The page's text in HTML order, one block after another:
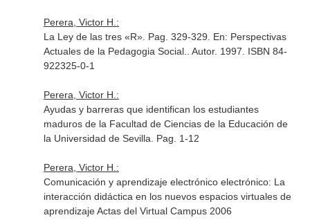
Perera, Victor H.:
La Ley de las tres «R». Pag. 329-329. En: Perspectivas
Actuales de la Pedagogia Social.
. Autor. 1997. ISBN 84-
922325-0-1
Perera, Victor H.:
Ayudas y barreras que identifican los estudiantes
maduros de la Facultad de Ciencias de la Educación de
la Universidad de Sevilla. Pag. 1-12
Perera, Victor H.:
Comunicación y aprendizaje electrónico electrónico: La
interacción didáctica en los nuevos espacios virtuales de
aprendizaje Actas del Virtual Campus 2006